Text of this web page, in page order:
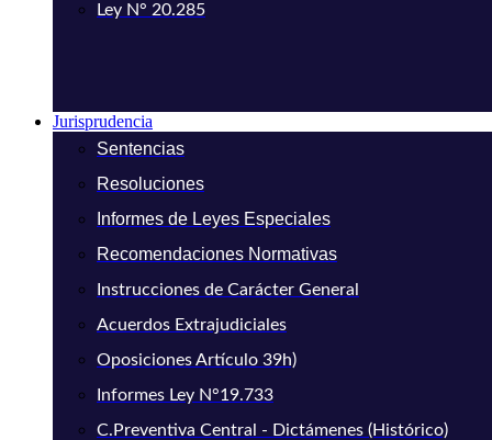
Ley N° 20.285
Jurisprudencia
Sentencias
Resoluciones
Informes de Leyes Especiales
Recomendaciones Normativas
Instrucciones de Carácter General
Acuerdos Extrajudiciales
Oposiciones Artículo 39h)
Informes Ley N°19.733
C.Preventiva Central - Dictámenes (Histórico)